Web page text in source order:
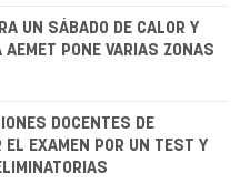
UN SÁBADO DE CALOR Y
PONE VARIAS ZONAS
DOCENTES DE
EL EXAMEN POR UN TEST Y